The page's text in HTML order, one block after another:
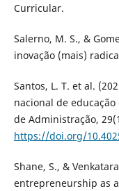
Curricular.
Salerno, M. S., &
inovação (mais)
Santos, L. T. et al.
nacional de
de Administração,
https://doi.org/
Shane, S., &
entrepreneurship as